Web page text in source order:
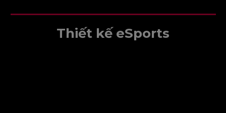
Thiết kế eSports